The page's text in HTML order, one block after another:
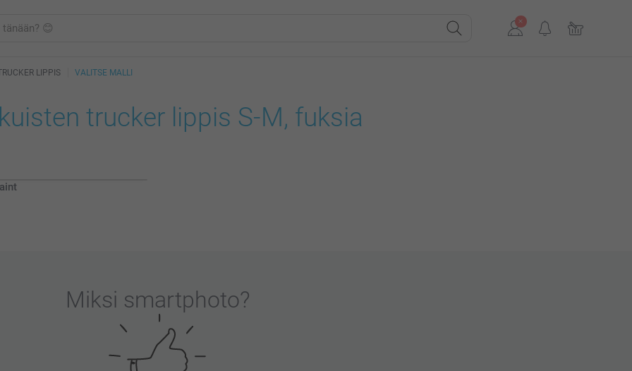
LIPPIS VALITSE MALLI
trucker lippis S-M, fuksia
Miksi smartphoto?